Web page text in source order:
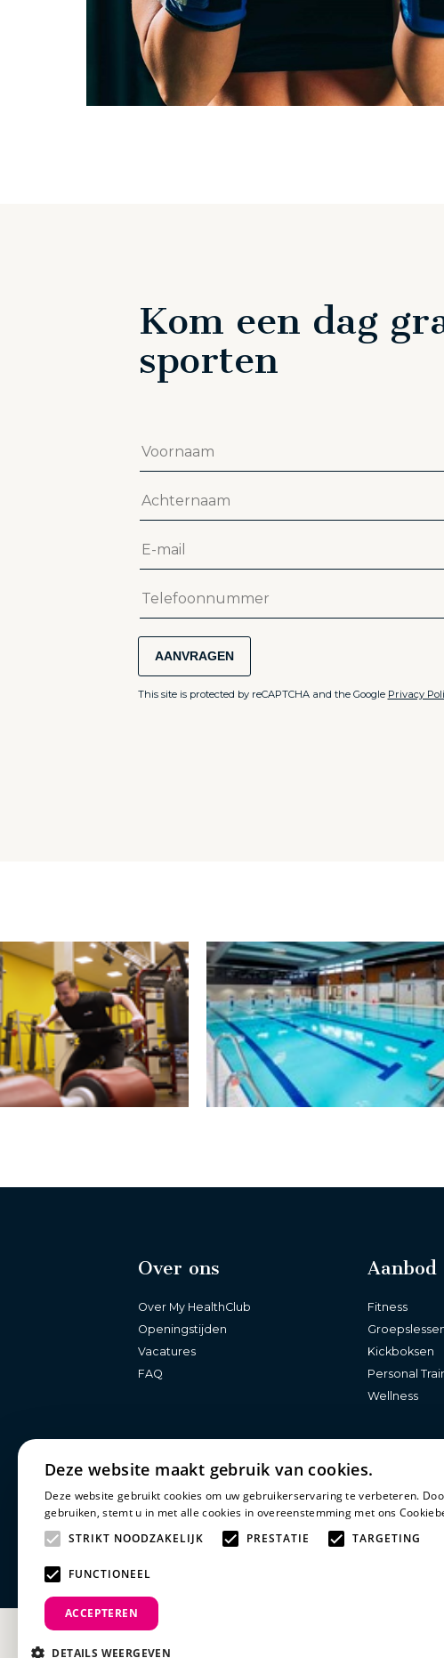
Kom een dag
sporten
AANVRAGEN
This site is protected by reCAPTCHA and the Google Privacy
Over ons
Over My HealthClub
Openingstijden
Vacatures
FAQ
Aanbod
Fitness
Kickboksen
Personal
Wellness
Deze website maakt gebruik van cookies.
Deze website gebruikt cookies om uw gebruikerservaring te verbeteren.
gebruiken, stemt u in met alle cookies in overeenstemming met ons
STRIKT NOODZAKELIJK
PRESTATIE TARGETING
FUNCTIONEEL
ACCEPTEREN
DETAILS WEERGEVEN